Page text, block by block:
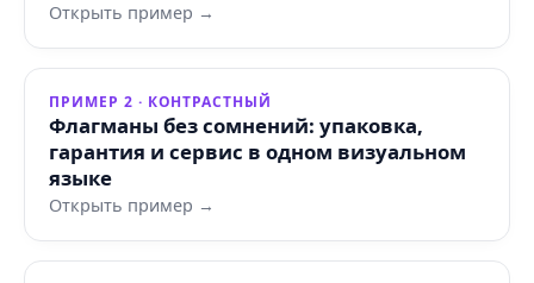
Открыть пример →
ПРИМЕР 2 · КОНТРАСТНЫЙ
Флагманы без сомнений: упаковка,
гарантия и сервис в одном визуальном
языке
Открыть пример →